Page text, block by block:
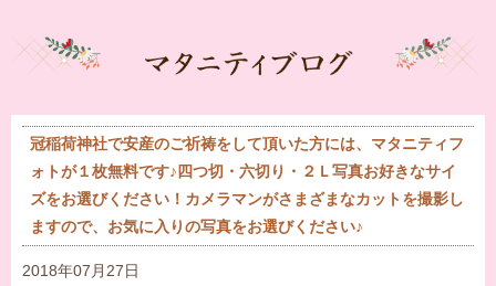
冠稲荷神社で安産のご祈祷をして頂いた方には、マタニティフ
ォトが１枚無料です♪四つ切・六切り・２Ｌ写真お好きなサイ
ズをお選びください！カメラマンがさまざまなカットを撮影し
ますので、お気に入りの写真をお選びください♪
2018年07月27日